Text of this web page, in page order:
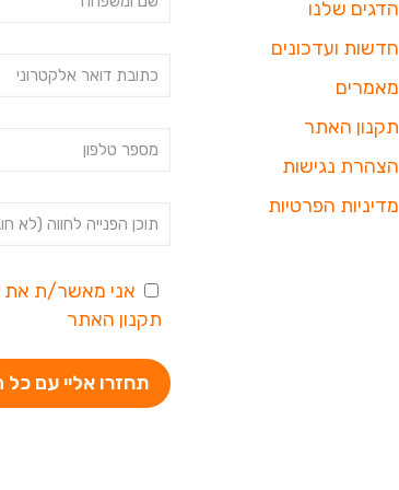
הדגים שלנו
חדשות ועדכונים
מאמרים
תקנון האתר
הצהרת נגישות
מדיניות הפרטיות
אני מאשר/ת את
תקנון האתר